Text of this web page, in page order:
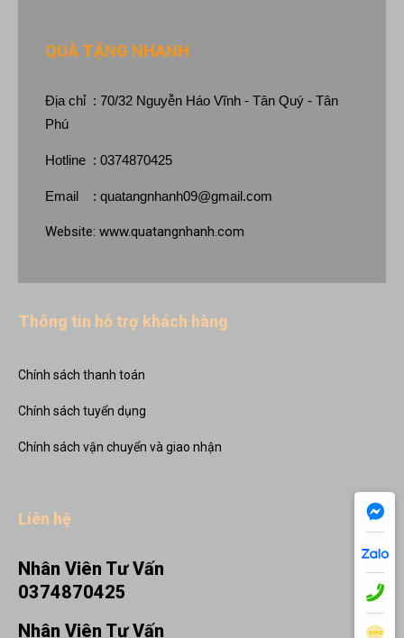
QUÀ TẶNG NHANH
Địa chỉ : 70/32 Nguyễn Háo Vĩnh - Tân Quý - Tân
Phú
Hotline : 0374870425
Email : quatangnhanh09@gmail.com
Website: www.quatangnhanh.com
Thông tin hỗ trợ khách hàng
Chính sách thanh toán
Chính sách tuyển dụng
Chính sách vận chuyển và giao nhận
Liên hệ
Nhân Viên Tư Vấn
0374870425
Nhân Viên Tư Vấn